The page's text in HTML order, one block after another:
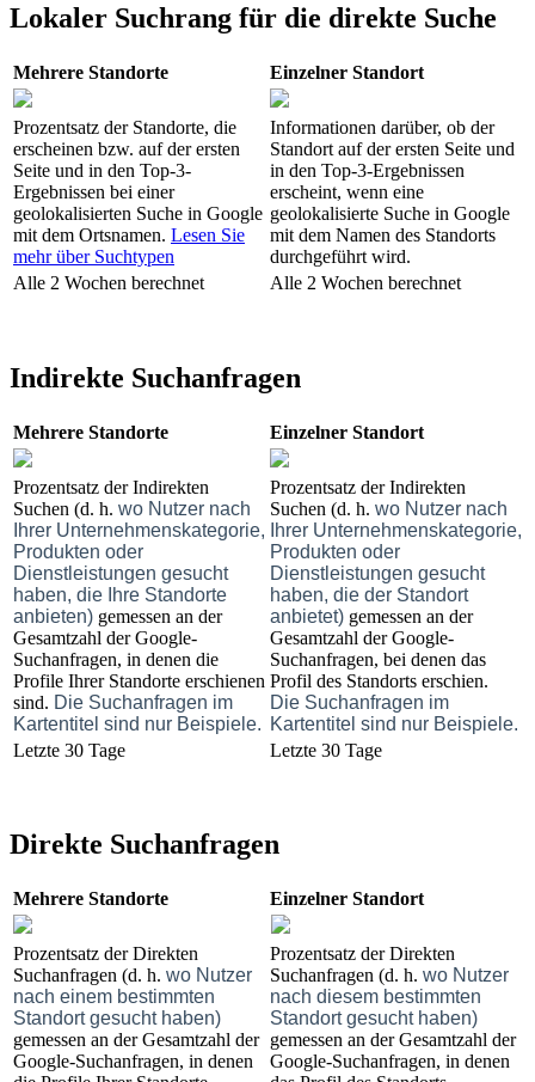
Lokaler Suchrang für die direkte Suche
Mehrere Standorte Einzelner Standort
Prozentsatz der Standorte, die
erscheinen bzw. auf der ersten
Seite und in den Top-3-
Ergebnissen bei einer
geolokalisierten Suche in Google
mit dem Ortsnamen. Lesen Sie
mehr über Suchtypen
Informationen darüber, ob der
Standort auf der ersten Seite und
in den Top-3-Ergebnissen
erscheint, wenn eine
geolokalisierte Suche in Google
mit dem Namen des Standorts
durchgeführt wird.
Alle 2 Wochen berechnet
Alle 2 Wochen berechnet
Indirekte Suchanfragen
Mehrere Standorte Einzelner Standort
Prozentsatz der Indirekten
Suchen (d. h. wo Nutzer nach
Ihrer Unternehmenskategorie,
Produkten oder
Dienstleistungen gesucht
haben, die Ihre Standorte
anbieten) gemessen an der
Gesamtzahl der Google-
Suchanfragen, in denen die
Profile Ihrer Standorte erschienen
sind. Die Suchanfragen im
Kartentitel sind nur Beispiele.
Prozentsatz der Indirekten
Suchen (d. h. wo Nutzer nach
Ihrer Unternehmenskategorie,
Produkten oder
Dienstleistungen gesucht
haben, die der Standort
anbietet) gemessen an der
Gesamtzahl der Google-
Suchanfragen, bei denen das
Profil des Standorts erschien.
Die Suchanfragen im
Kartentitel sind nur Beispiele.
Letzte 30 Tage
Letzte 30 Tage
Direkte Suchanfragen
Mehrere Standorte Einzelner Standort
Prozentsatz der Direkten
Suchanfragen (d. h. wo Nutzer
nach einem bestimmten
Standort gesucht haben)
gemessen an der Gesamtzahl der
Google-Suchanfragen, in denen
Prozentsatz der Direkten
Suchanfragen (d. h. wo Nutzer
nach diesem bestimmten
Standort gesucht haben)
gemessen an der Gesamtzahl der
Google-Suchanfragen, in denen